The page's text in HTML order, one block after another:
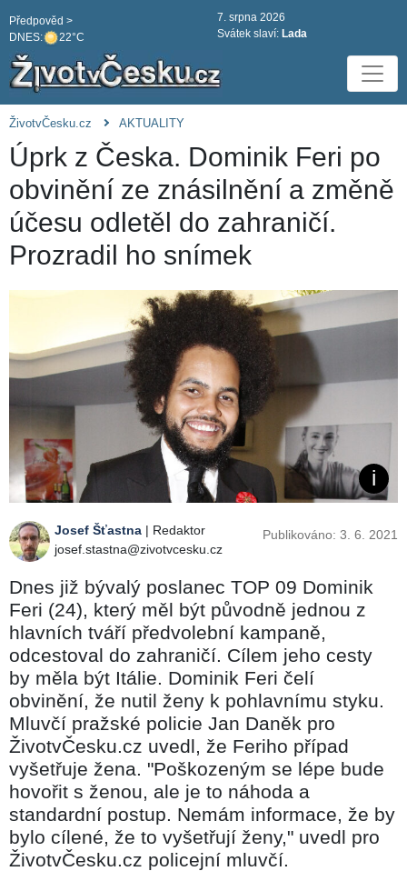
DNES: 22°C
Předpověd >
7. srpna 2026
Svátek slaví: Lada
ŽivotvČesku.cz AKTUALITY
Úprk z Česka. Dominik Feri po
obvinění ze znásilnění a změně
účesu odletěl do zahraničí.
Prozradil ho snímek
Josef Šťastna | Redaktor
josef.stastna@zivotvcesku.cz
Publikováno: 3. 6. 2021
Dnes již bývalý poslanec TOP 09 Dominik
Feri (24), který měl být původně jednou z
hlavních tváří předvolební kampaně,
odcestoval do zahraničí. Cílem jeho cesty
by měla být Itálie. Dominik Feri čelí
obvinění, že nutil ženy k pohlavnímu styku.
Mluvčí pražské policie Jan Daněk pro
ŽivotvČesku.cz uvedl, že Feriho případ
vyšetřuje žena. "Poškozeným se lépe bude
hovořit s ženou, ale je to náhoda a
standardní postup. Nemám informace, že by
bylo cílené, že to vyšetřují ženy," uvedl pro
ŽivotvČesku.cz policejní mluvčí.